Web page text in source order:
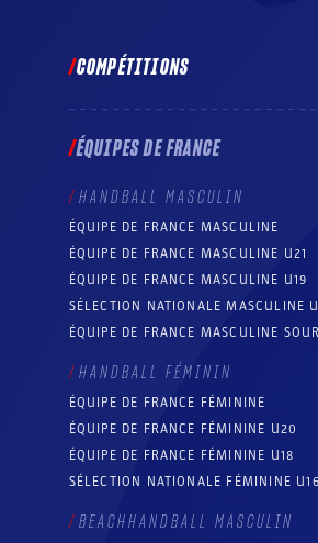
COMPÉTITIONS
ÉQUIPES DE FRANCE
HANDBALL MASCULIN
ÉQUIPE DE FRANCE MASCULINE
ÉQUIPE DE FRANCE MASCULINE U21
ÉQUIPE DE FRANCE MASCULINE U19
SÉLECTION NATIONALE MASCULINE
ÉQUIPE DE FRANCE MASCULINE
HANDBALL FÉMININ
ÉQUIPE DE FRANCE FÉMININE
ÉQUIPE DE FRANCE FÉMININE U20
ÉQUIPE DE FRANCE FÉMININE U18
SÉLECTION NATIONALE FÉMININE U16
BEACHHANDBALL MASCULIN